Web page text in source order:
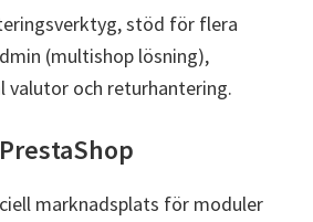
stöd för flera
(multishop lösning),
valutor och returhantering.
marknadsplats för moduler